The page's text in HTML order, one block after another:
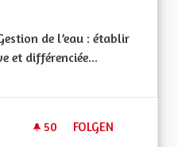
de l’eau : établir
et différenciée...
50 50 FOLLOWER
FOLGEN
GESTION DE L'EAU